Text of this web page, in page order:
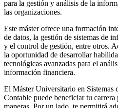
para la gestión y análisis de la
las organizaciones.
Este máster ofrece una formación
de datos, la gestión de sistemas de
y el control de gestión, entre otros.
la oportunidad de desarrollar
tecnológicas avanzadas para el
información financiera.
El Máster Universitario en Sistemas
Contable puede beneficiar tu carrera